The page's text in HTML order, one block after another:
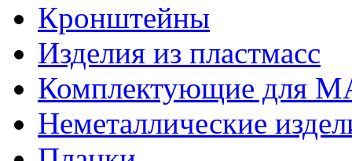
Кронштейны
Изделия из пластмасс
Комплектующие для
Неметаллические